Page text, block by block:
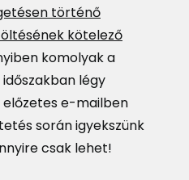
történő
kötelező
komolyak a
légy
előzetes e-mailben
során igyekszünk
csak lehet!